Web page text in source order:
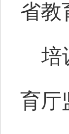
省教
培
育厅